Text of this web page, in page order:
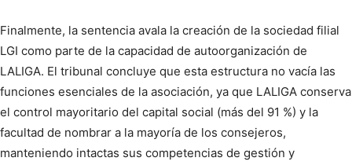
Finalmente, la sentencia avala la creación de la sociedad filial
LGI como parte de la capacidad de autoorganización de
LALIGA. El tribunal concluye que esta estructura no vacía las
funciones esenciales de la asociación, ya que LALIGA conserva
el control mayoritario del capital social (más del 91 %) y la
facultad de nombrar a la mayoría de los consejeros,
manteniendo intactas sus competencias de gestión y